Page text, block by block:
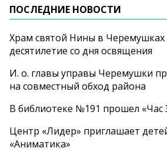
ПОСЛЕДНИЕ НОВОСТИ
Храм святой Нины в Черемушках
десятилетие со дня освящения
И. о. главы управы Черемушки
на совместный обход района
В библиотеке №191 прошел «Час
Центр «Лидер» приглашает
«Аниматика»